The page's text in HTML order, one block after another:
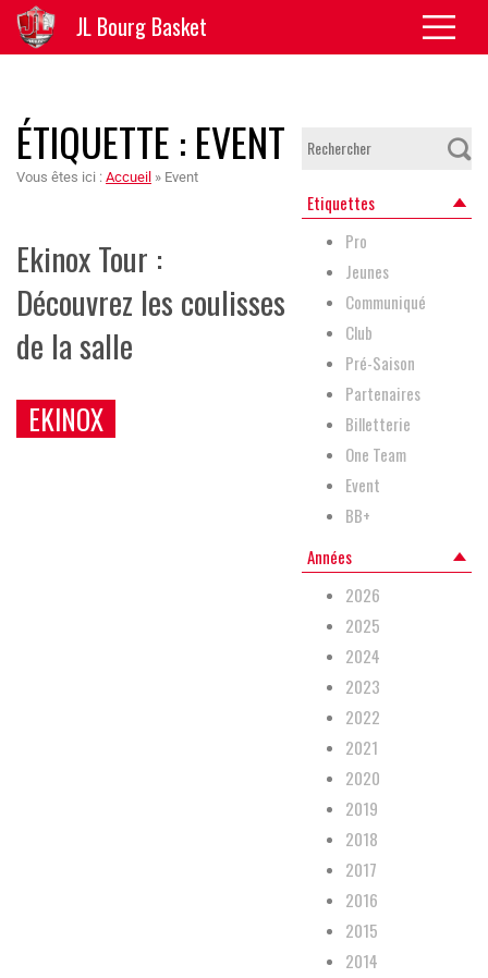
JL Bourg Basket
Etiquettes
Pro
Jeunes
Communiqué
Club
Pré-Saison
Partenaires
Billetterie
One Team
Event
BB+
Années
2026
2025
2024
2023
2022
2021
2020
2019
2018
2017
2016
2015
2014
ÉTIQUETTE : EVENT
Vous êtes ici : Accueil » Event
Ekinox Tour :
Découvrez les coulisses
de la salle
EKINOX